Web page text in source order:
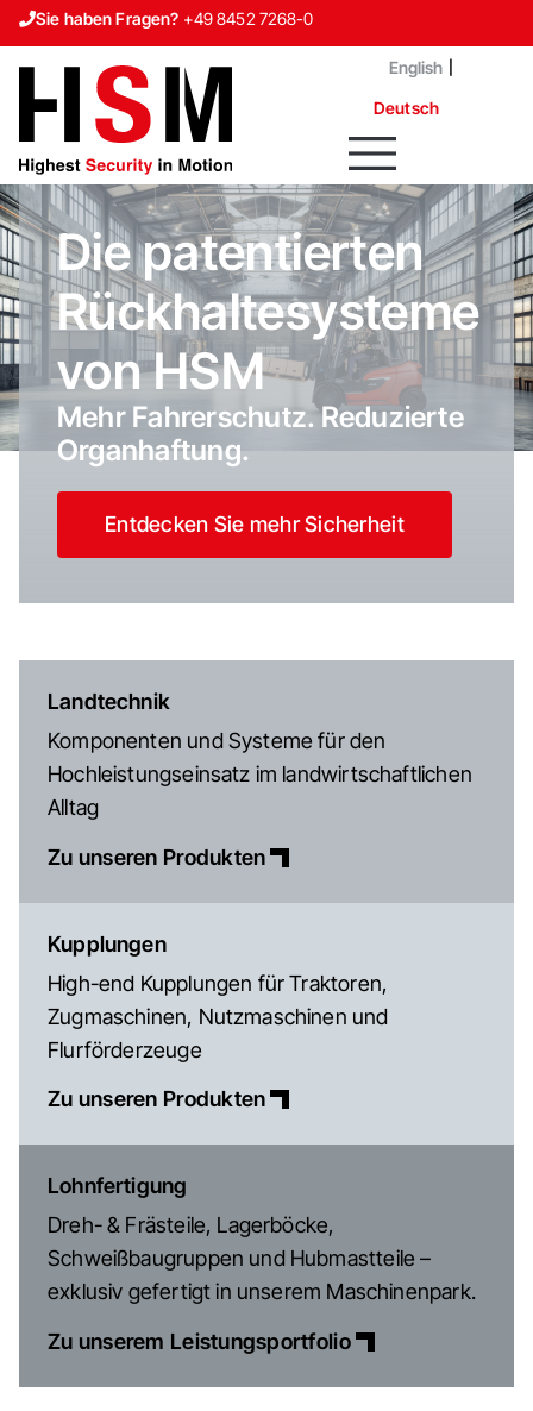
Sie haben Fragen? +49 8452 7268-0
English
Deutsch
Die patentierten
Rückhaltesysteme
von HSM
Mehr Fahrerschutz. Reduzierte
Organhaftung.
Entdecken Sie mehr Sicherheit
Landtechnik
Komponenten und Systeme für den
Hochleistungseinsatz im landwirtschaftlichen
Alltag
Zu unseren Produkten
Kupplungen
High-end Kupplungen für Traktoren,
Zugmaschinen, Nutzmaschinen und
Flurförderzeuge
Zu unseren Produkten
Lohnfertigung
Dreh- & Frästeile, Lagerböcke,
Schweißbaugruppen und Hubmastteile –
exklusiv gefertigt in unserem Maschinenpark.
Zu unserem Leistungsportfolio